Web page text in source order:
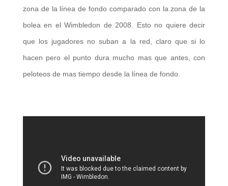
zona de la línea de fondo comparado con la zona de la
bolea en el Wimbledon de 2008. Esto no quiere decir
que los jugadores no suban a la red, claro que si lo
hacen pero el punto dura mucho mas que antes, con
peloteos de mas tiempo desde la línea de fondo.